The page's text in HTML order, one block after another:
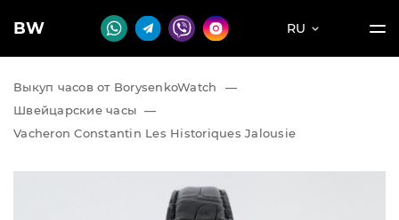
BW RU
Выкуп часов от BorysenkoWatch
—
Швейцарские часы —
Vacheron Constantin Les Historiques Jalousie